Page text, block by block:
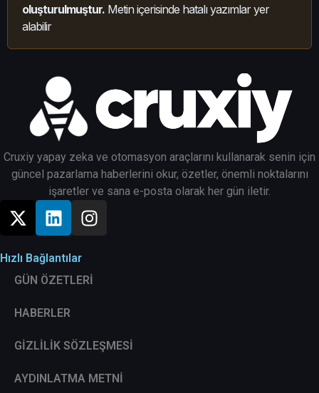
oluşturulmuştur. Metin içerisinde hatalı yazımlar yer
alabilir
Cruxiy yapay zeka ve otomasyon araçlarını kullanarak senin için
güncel pazarlama haberlerini okur, özetler, önemli noktalarını
işaretler ve sana e-posta olarak her gün iletir.
Hızlı Bağlantılar
GÜN ÖZETLERİ
HABERLER
GİZLİLİK SÖZLEŞMESİ
AYDINLATMA METNİ